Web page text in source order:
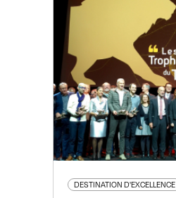
DESTINATION D'EXCELLENCE